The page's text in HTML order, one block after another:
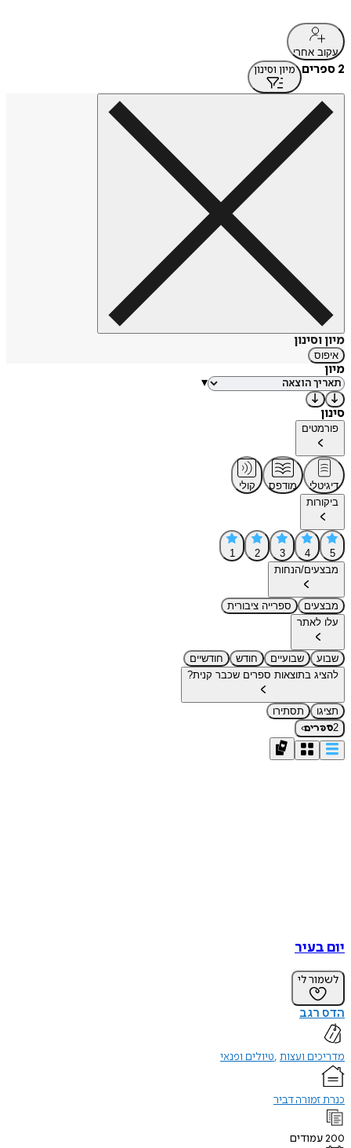
עקוב אחרי
2 ספרים מיון וסינון
מיון וסינון
איפוס
מיון
▾
סינון
פורמטים
דיגיטלי מודפס
קולי
ביקורות
5
4
3
2
1
מבצעים/הנחות
מבצעים
ספרייה ציבורית
עלו לאתר
שבוע שבועיים חודש
חודשיים
להציג בתוצאות ספרים שכבר קנית?
תציגו
תסתירו
2ספרים›
יום בעיר
לשמור לי
הדס רגב
מדריכים ועצות טיולים ופנאי
כנרת זמורה דביר
200עמודים